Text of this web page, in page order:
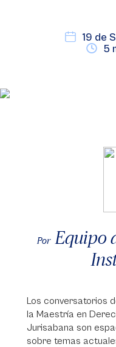
19 de
5
Por Equipo
Los conversatorios
la Maestría en
Jurisabana son
sobre temas